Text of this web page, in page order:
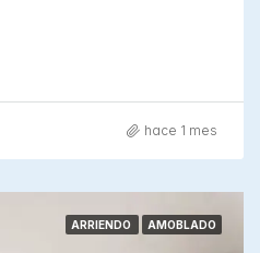
hace 1 mes
ARRIENDO AMOBLADO